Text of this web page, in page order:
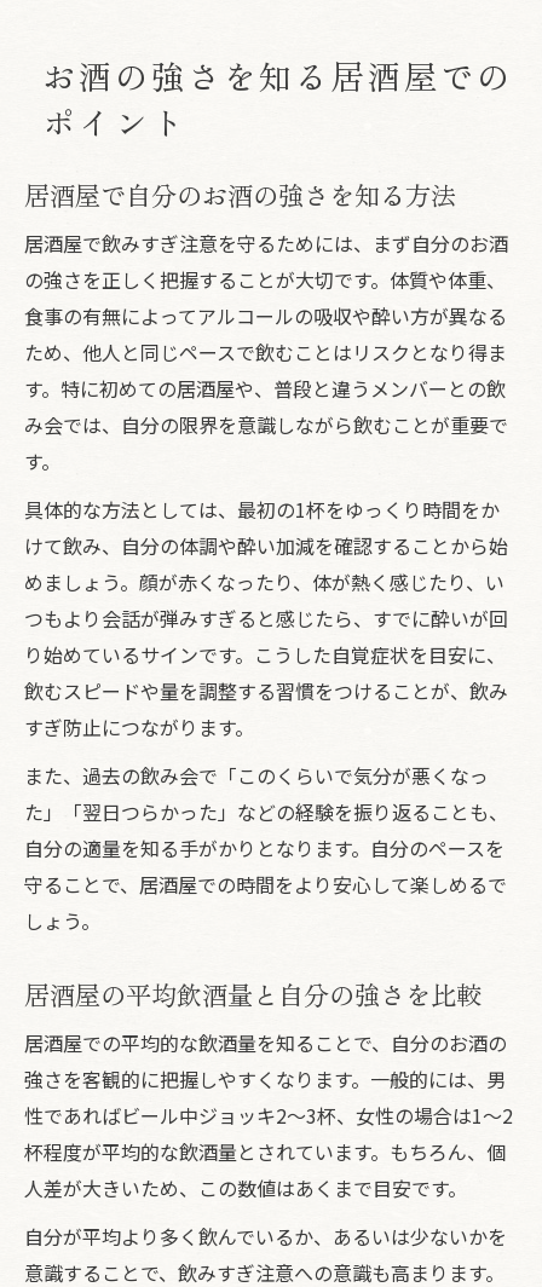
お酒の強さを知る居酒屋での
ポイント
居酒屋で自分のお酒の強さを知る方法
居酒屋で飲みすぎ注意を守るためには、まず自分のお酒
の強さを正しく把握することが大切です。体質や体重、
食事の有無によってアルコールの吸収や酔い方が異なる
ため、他人と同じペースで飲むことはリスクとなり得ま
す。特に初めての居酒屋や、普段と違うメンバーとの飲
み会では、自分の限界を意識しながら飲むことが重要で
す。
具体的な方法としては、最初の1杯をゆっくり時間をか
けて飲み、自分の体調や酔い加減を確認することから始
めましょう。顔が赤くなったり、体が熱く感じたり、い
つもより会話が弾みすぎると感じたら、すでに酔いが回
り始めているサインです。こうした自覚症状を目安に、
飲むスピードや量を調整する習慣をつけることが、飲み
すぎ防止につながります。
また、過去の飲み会で「このくらいで気分が悪くなっ
た」「翌日つらかった」などの経験を振り返ることも、
自分の適量を知る手がかりとなります。自分のペースを
守ることで、居酒屋での時間をより安心して楽しめるで
しょう。
居酒屋の平均飲酒量と自分の強さを比較
居酒屋での平均的な飲酒量を知ることで、自分のお酒の
強さを客観的に把握しやすくなります。一般的には、男
性であればビール中ジョッキ2～3杯、女性の場合は1～2
杯程度が平均的な飲酒量とされています。もちろん、個
人差が大きいため、この数値はあくまで目安です。
自分が平均より多く飲んでいるか、あるいは少ないかを
意識することで、飲みすぎ注意への意識も高まります。